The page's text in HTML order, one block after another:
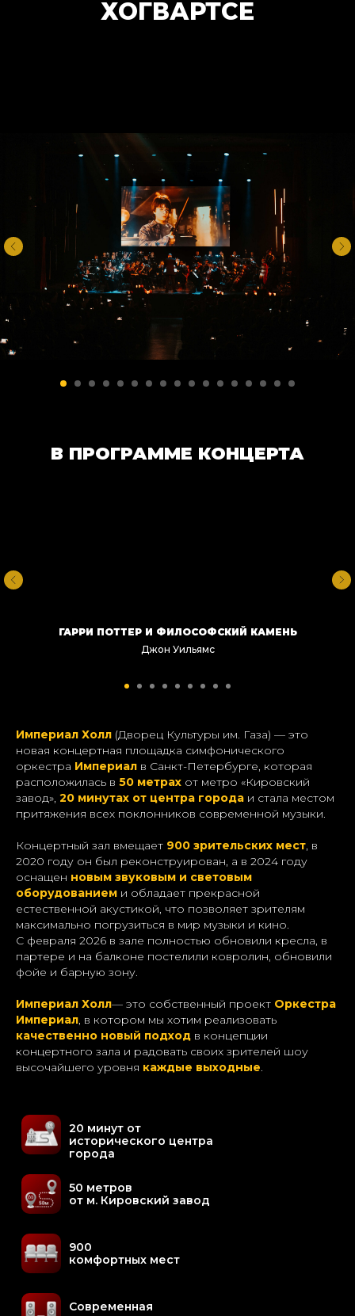
ХОГВАРТСЕ
В ПРОГРАММЕ КОНЦЕРТА
ГАРРИ ПОТТЕР И ФИЛОСОФСКИЙ КАМЕНЬ
Джон Уильямс
Империал Холл (Дворец Культуры им. Газа) — это
новая концертная площадка симфонического
оркестра Империал в Санкт-Петербурге, которая
расположилась в 50 метрах от метро «Кировский
завод», 20 минутах от центра города и стала местом
притяжения всех поклонников современной музыки.
Концертный зал вмещает 900 зрительских мест, в
2020 году он был реконструирован, а в 2024 году
оснащен новым звуковым и световым
оборудованием и обладает прекрасной
естественной акустикой, что позволяет зрителям
максимально погрузиться в мир музыки и кино.
С февраля 2026 в зале полностью обновили кресла, в
партере и на балконе постелили ковролин, обновили
фойе и барную зону.
Империал Холл— это собственный проект Оркестра
Империал, в котором мы хотим реализовать
качественно новый подход в концепции
концертного зала и радовать своих зрителей шоу
высочайшего уровня каждые выходные.
50 метров
от м. Кировский завод
900
комфортных мест
Современная
20 минут от
исторического центра
города